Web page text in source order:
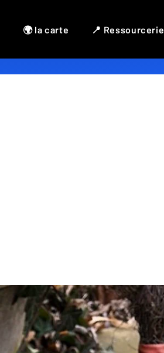
🌍 la carte 📍 Ressourcerie